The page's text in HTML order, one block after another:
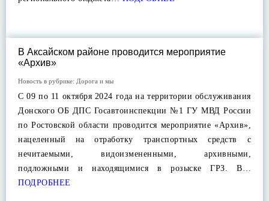
В Аксайском районе проводится мероприятие
«Архив»
Новость в рубрике: Дорога и мы
С 09 по 11 октября 2024 года на территории обслуживания
Донского ОБ ДПС Госавтоинспекции №1 ГУ МВД России
по Ростовской области проводится мероприятие «Архив»,
нацеленный на отработку транспортных средств с
нечитаемыми, видоизмененными, архивными,
подложными и находящимися в розыске ГРЗ. В…
ПОДРОБНЕЕ